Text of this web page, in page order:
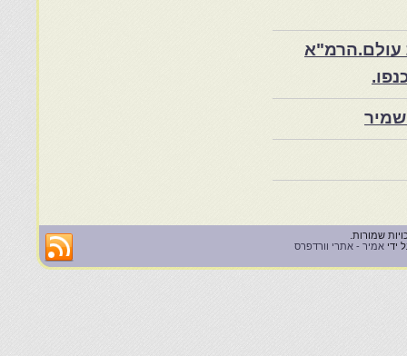
עולם.הרמ"א
ידי אמיר - אתרי וורדפרס